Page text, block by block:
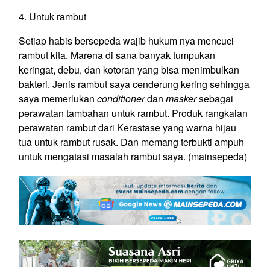
4. Untuk rambut
Setiap habis bersepeda wajib hukum nya mencuci
rambut kita. Marena di sana banyak tumpukan
keringat, debu, dan kotoran yang bisa menimbulkan
bakteri. Jenis rambut saya cenderung kering sehingga
saya memerlukan conditionerdan maskersebagai
perawatan tambahan untuk rambut. Produk rangkaian
perawatan rambut dari Kerastase yang warna hijau
tua untuk rambut rusak. Dan memang terbukti ampuh
untuk mengatasi masalah rambut saya. (mainsepeda)